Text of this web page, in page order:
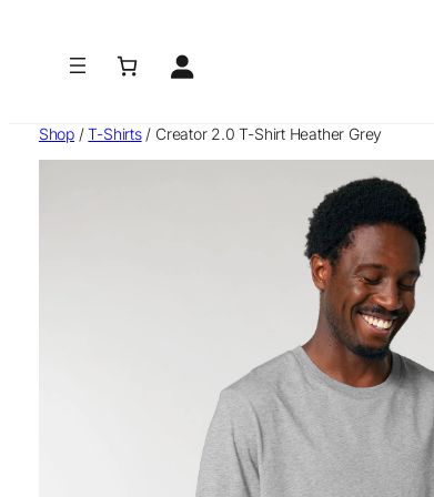
Shop /T-Shirts/ Creator 2.0 T-Shirt Heather Grey